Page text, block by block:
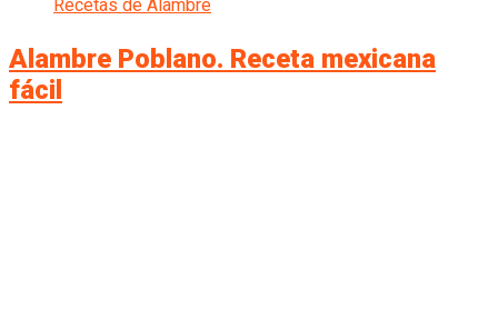
Recetas de Alambre
Alambre Poblano. Receta mexicana
fácil